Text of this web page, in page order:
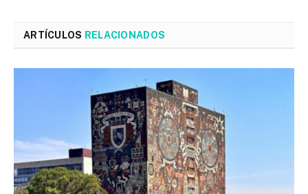
ARTÍCULOS RELACIONADOS